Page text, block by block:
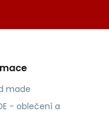
made
- oblečení a